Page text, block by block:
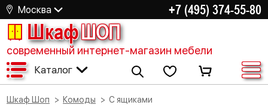
Москва +7 (495) 374-55-80
ШкафШОП
современный интернет-магазин мебели
Каталог
Шкаф Шоп Комоды С ящиками